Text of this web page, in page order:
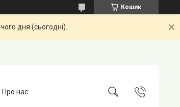
Кошик
дня (сьогодні).
Про нас